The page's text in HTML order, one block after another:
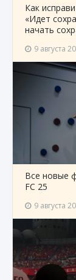
Как
«Идет
начать
9 августа
Все новые
FC 25
9 августа